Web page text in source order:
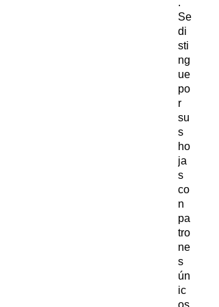
.
Se
di
sti
ng
ue
po
r
su
s
ho
ja
s
co
n
pa
tro
ne
s
ún
ic